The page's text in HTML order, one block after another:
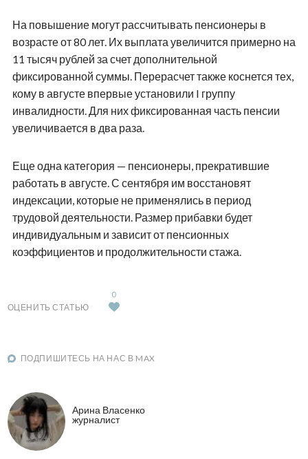
На повышение могут рассчитывать пенсионеры в
возрасте от 80 лет. Их выплата увеличится примерно на
11 тысяч рублей за счет дополнительной
фиксированной суммы. Перерасчет также коснется тех,
кому в августе впервые установили I группу
инвалидности. Для них фиксированная часть пенсии
увеличивается в два раза.
Еще одна категория — пенсионеры, прекратившие
работать в августе. С сентября им восстановят
индексации, которые не применялись в период
трудовой деятельности. Размер прибавки будет
индивидуальным и зависит от пенсионных
коэффициентов и продолжительности стажа.
ОЦЕНИТЬ СТАТЬЮ
0
ПОДПИШИТЕСЬ НА НАС В MAX
Арина Власенко
журналист